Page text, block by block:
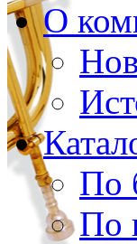
О
По
По